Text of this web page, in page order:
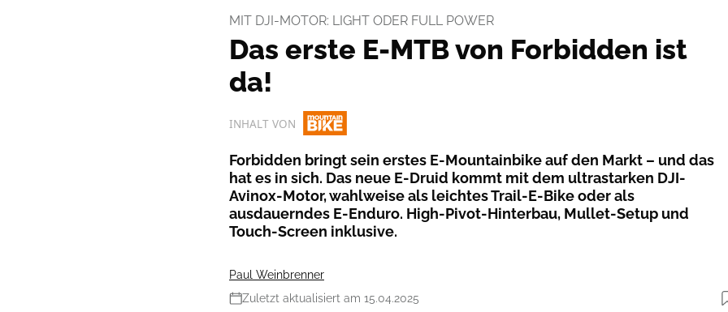
MIT DJI-MOTOR: LIGHT ODER FULL POWER
Das erste E-MTB von Forbidden ist
da!
INHALT VON
Forbidden bringt sein erstes E-Mountainbike auf den Markt – und das
hat es in sich. Das neue E-Druid kommt mit dem ultrastarken DJI-
Avinox-Motor, wahlweise als leichtes Trail-E-Bike oder als
ausdauerndes E-Enduro. High-Pivot-Hinterbau, Mullet-Setup und
Touch-Screen inklusive.
Paul Weinbrenner
Zuletzt aktualisiert am 15.04.2025